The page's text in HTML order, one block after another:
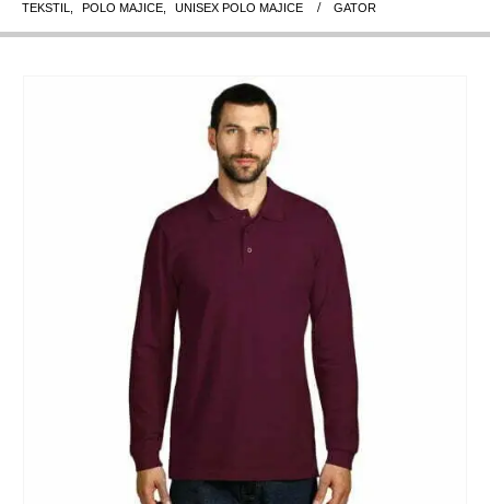
TEKSTIL
POLO MAJICE UNISEX POLO MAJICE GATOR